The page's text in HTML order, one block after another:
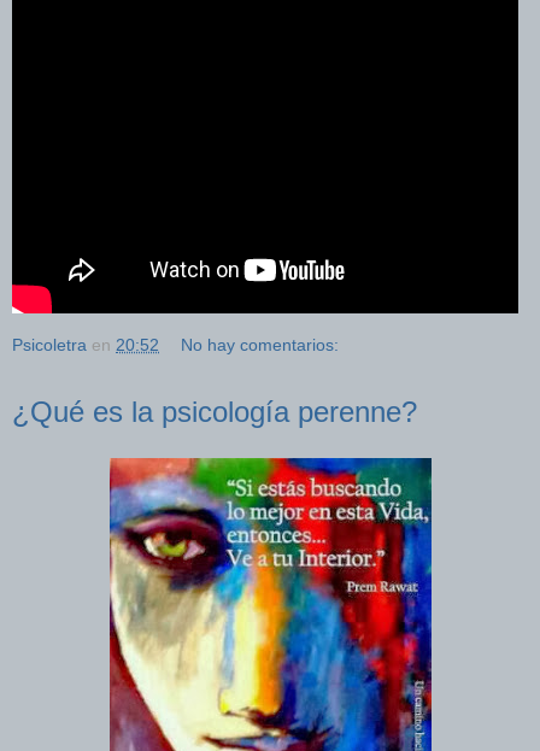
Psicoletra en 20:52 No hay comentarios:
¿Qué es la psicología perenne?